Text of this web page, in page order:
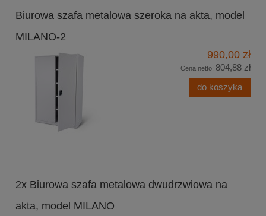
Biurowa szafa metalowa szeroka na akta, model
MILANO-2
990,00 zł
Cena netto: 804,88 zł
do koszyka
2x Biurowa szafa metalowa dwudrzwiowa na
akta, model MILANO